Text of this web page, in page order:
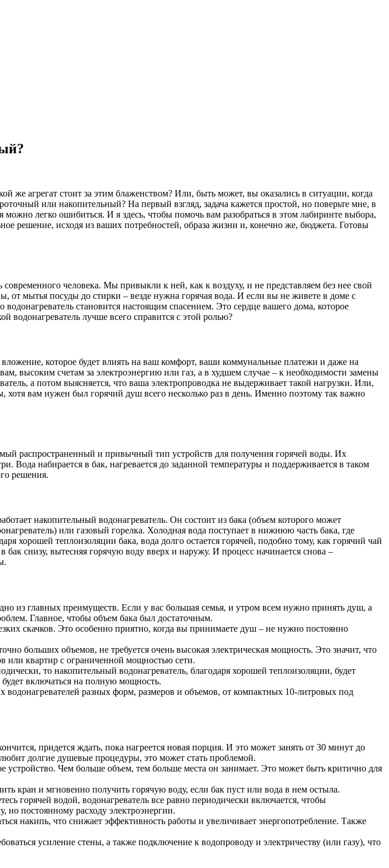
же агрегат стоит за этим блаженством? Или, быть может, вы оказались в ситуации, когда
или накопительный? На первый взгляд, задача кажется простой, но поверьте мне, в
легко ошибиться. И я здесь, чтобы помочь вам разобраться в этом лабиринте выбора,
решение, исходя из ваших потребностей, образа жизни и, конечно же, бюджета. Готовы
современного человека. Мы привыкли к ней, как к воздуху, и не представляем без нее свой
от мытья посуды до стирки – везде нужна горячая вода. И если вы не живете в доме с
становится настоящим спасением. Это сердце вашего дома, которое
водонагреватель лучше всего справится с этой ролью?
которое будет влиять на ваш комфорт, ваши коммунальные платежи и даже на
высоким счетам за электроэнергию или газ, а в худшем случае – к необходимости замены
а потом выясняется, что ваша электропроводка не выдерживает такой нагрузки. Или,
вам нужен был горячий душ всего несколько раз в день. Именно поэтому так важно
распространенный и привычный тип устройств для получения горячей воды. Их
набирается в бак, нагревается до заданной температуры и поддерживается в таком
решения.
накопительный водонагреватель. Он состоит из бака (объем которого может
или газовый горелка. Холодная вода поступает в нижнюю часть бака, где
хорошей теплоизоляции бака, вода долго остается горячей, подобно тому, как горячий чай
бак снизу, вытесняя горячую воду вверх и наружу. И процесс начинается снова –
из главных преимуществ. Если у вас большая семья, и утром всем нужно принять душ, а
Главное, чтобы объем бака был достаточным.
скачков. Это особенно приятно, когда вы принимаете душ – не нужно постоянно
больших объемов, не требуется очень высокая электрическая мощность. Это значит, что
или квартир с ограниченной мощностью сети.
то накопительный водонагреватель, благодаря хорошей теплоизоляции, будет
включаться на полную мощность.
водонагревателей разных форм, размеров и объемов, от компактных 10-литровых под
придется ждать, пока нагреется новая порция. И это может занять от 30 минут до
долгие душевые процедуры, это может стать проблемой.
устройство. Чем больше объем, тем больше места он занимает. Это может быть критично для
кран и мгновенно получить горячую воду, если бак пуст или вода в нем остыла.
горячей водой, водонагреватель все равно периодически включается, чтобы
но постоянному расходу электроэнергии.
накипь, что снижает эффективность работы и увеличивает энергопотребление. Также
усиление стены, а также подключение к водопроводу и электричеству (или газу), что